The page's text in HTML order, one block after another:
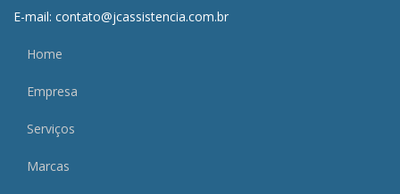
E-mail: contato@jcassistencia.com.br
Home
Empresa
Serviços
Marcas